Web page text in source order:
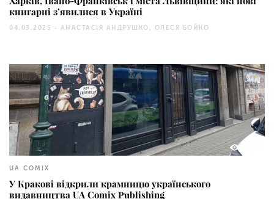
книгарні з’явилися в Україні
04.03.2025 - АНАСТАСІЯ АНДРУШКО, ОЛЕСЯ БОЙКО
UA COMIX
У Кракові відкрили крамницю українського
видавництва UA Comix Publishing